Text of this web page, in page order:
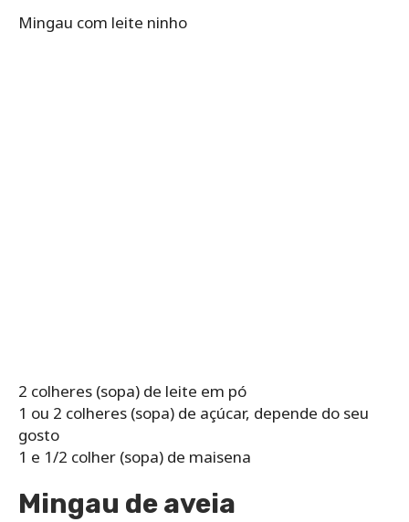
Mingau com leite ninho
2 colheres (sopa) de leite em pó
1 ou 2 colheres (sopa) de açúcar, depende do seu
gosto
1 e 1/2 colher (sopa) de maisena
Mingau de aveia